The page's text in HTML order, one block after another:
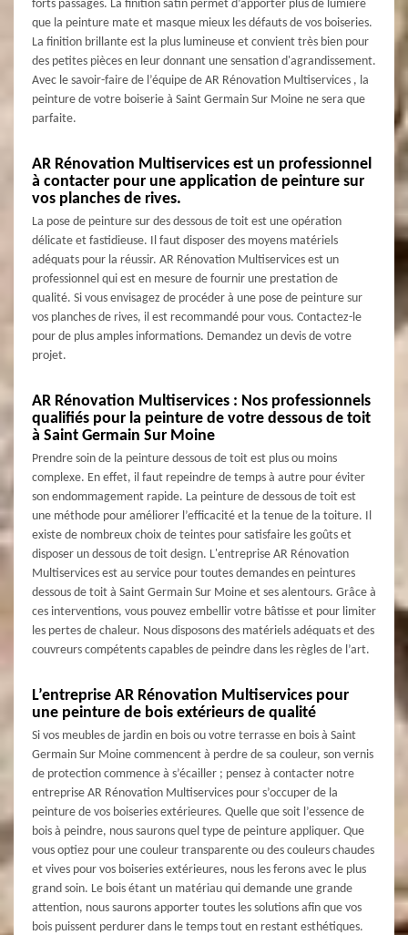
forts passages. La finition satin permet d’apporter plus de lumière
que la peinture mate et masque mieux les défauts de vos boiseries.
La finition brillante est la plus lumineuse et convient très bien pour
des petites pièces en leur donnant une sensation d'agrandissement.
Avec le savoir-faire de l’équipe de AR Rénovation Multiservices , la
peinture de votre boiserie à Saint Germain Sur Moine ne sera que
parfaite.
AR Rénovation Multiservices est un professionnel
à contacter pour une application de peinture sur
vos planches de rives.
La pose de peinture sur des dessous de toit est une opération
délicate et fastidieuse. Il faut disposer des moyens matériels
adéquats pour la réussir. AR Rénovation Multiservices est un
professionnel qui est en mesure de fournir une prestation de
qualité. Si vous envisagez de procéder à une pose de peinture sur
vos planches de rives, il est recommandé pour vous. Contactez-le
pour de plus amples informations. Demandez un devis de votre
projet.
AR Rénovation Multiservices : Nos professionnels
qualifiés pour la peinture de votre dessous de toit
à Saint Germain Sur Moine
Prendre soin de la peinture dessous de toit est plus ou moins
complexe. En effet, il faut repeindre de temps à autre pour éviter
son endommagement rapide. La peinture de dessous de toit est
une méthode pour améliorer l’efficacité et la tenue de la toiture. Il
existe de nombreux choix de teintes pour satisfaire les goûts et
disposer un dessous de toit design. L'entreprise AR Rénovation
Multiservices est au service pour toutes demandes en peintures
dessous de toit à Saint Germain Sur Moine et ses alentours. Grâce à
ces interventions, vous pouvez embellir votre bâtisse et pour limiter
les pertes de chaleur. Nous disposons des matériels adéquats et des
couvreurs compétents capables de peindre dans les règles de l’art.
L’entreprise AR Rénovation Multiservices pour
une peinture de bois extérieurs de qualité
Si vos meubles de jardin en bois ou votre terrasse en bois à Saint
Germain Sur Moine commencent à perdre de sa couleur, son vernis
de protection commence à s’écailler ; pensez à contacter notre
entreprise AR Rénovation Multiservices pour s’occuper de la
peinture de vos boiseries extérieures. Quelle que soit l’essence de
bois à peindre, nous saurons quel type de peinture appliquer. Que
vous optiez pour une couleur transparente ou des couleurs chaudes
et vives pour vos boiseries extérieures, nous les ferons avec le plus
grand soin. Le bois étant un matériau qui demande une grande
attention, nous saurons apporter toutes les solutions afin que vos
bois puissent perdurer dans le temps tout en restant esthétiques.